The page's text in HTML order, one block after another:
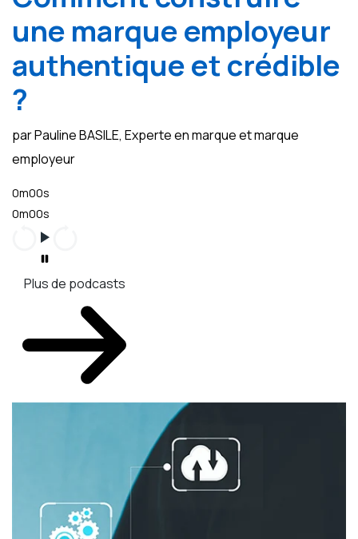
une marque employeur
authentique et crédible
?
par Pauline BASILE, Experte en marque et marque
employeur
0m00s
0m00s
Plus de podcasts